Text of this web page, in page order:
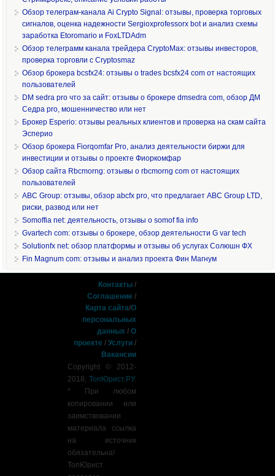
Обзор телеграм-канала Ai Crypto Signal: отзывы, проверка торговых
сигналов, оценка надежности Sergioxprofessorx bot и анализ схемы
заработка Etoromario и FoxLTDAdm
Обзор телеграмм канала трейдера CryptoMax: отзывы инвесторов,
проверка торговли с Cryptosmaz
Обзор брокера bcsfx24: отзывы о trades bcsfx24 com от настоящих
пользователей
DM sedra pro что за сайт: отзывы о брокере dmsedra com, обзор ДМ
Седра pro, мошенничество или нет
Брокер Esperio: отзывы реальных клиентов и проверка на скам сайта
Эсперио
Обзор брокера Fiorqomfar Pro, анализ деятельности биржи для
инвестиции и отзывы о проекте Фиоркомфар
Обзор сайта Rbcmorng: отзывы о rbcmorng com от настоящих
пользователей
ABC Group: отзывы, обзор abcfx pro, что предлагает ABC Group LTD,
риски, развод или нет
Somoffia net: деятельность, отзывы о somof fia info
Gvartech com: отзывы о брокере, обзор деятельности G var tech
Solutionfx net: обзор платформы и отзывы об услугах Солюшн ФХ
Fin Magnum com: отзывы и анализ проекта Фин Магнум
Контакты /
Соглашение /
Карта сайта/О
персональных
данных /О
проекте /Услуги /
Вакансии
Copyright © 2012-
2018,ТопЮрист.РУ.
* При любом
копировании или
заимствовании
материала ссылка
на источник
обязательна!
ТопЮрист